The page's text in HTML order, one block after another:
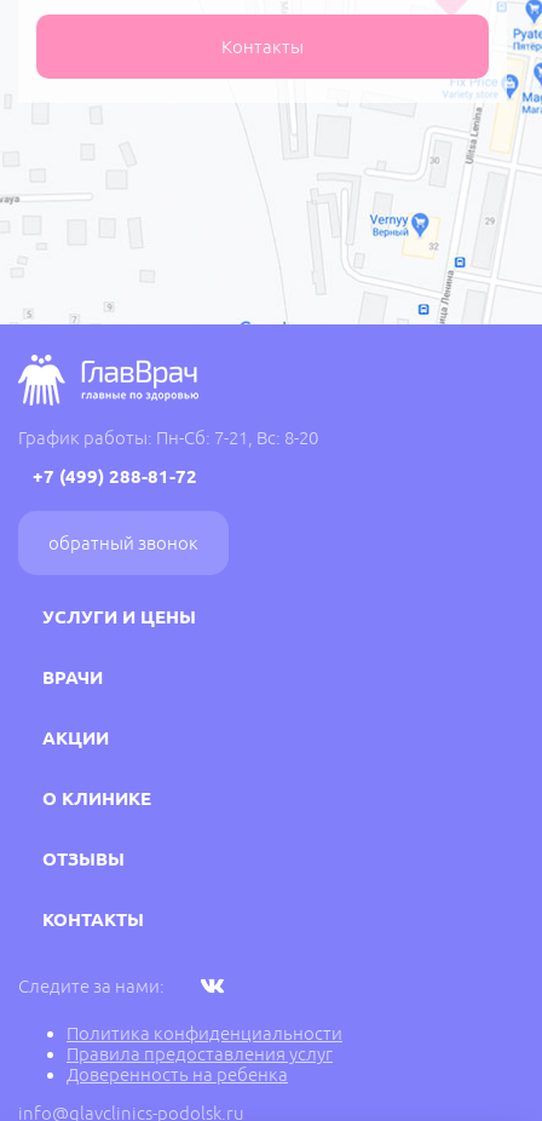
Контакты
График работы: Пн-Сб: 7-21, Вс: 8-20
+7 (499) 288-81-72
обратный звонок
УСЛУГИ И ЦЕНЫ
ВРАЧИ
АКЦИИ
О КЛИНИКЕ
ОТЗЫВЫ
КОНТАКТЫ
Следите за нами:
Политика конфиденциальности
Правила предоставления услуг
Доверенность на ребенка
info@glavclinics-podolsk.ru